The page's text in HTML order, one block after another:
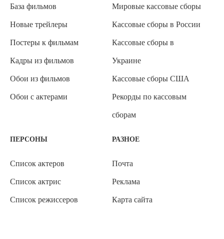
База фильмов
Новые трейлеры
Постеры к фильмам
Кадры из фильмов
Обои из фильмов
Обои с актерами
Мировые кассовые сборы
Кассовые сборы в России
Кассовые сборы в
Украине
Кассовые сборы США
Рекорды по кассовым
сборам
ПЕРСОНЫ
Список актеров
Список актрис
Список режиссеров
РАЗНОЕ
Почта
Реклама
Карта сайта